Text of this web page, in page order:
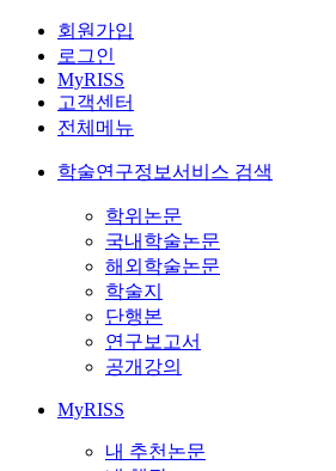
회원가입
로그인
MyRISS
고객센터
전체메뉴
학술연구정보서비스 검색
학위논문
국내학술논문
해외학술논문
학술지
단행본
연구보고서
공개강의
MyRISS
내 추천논문